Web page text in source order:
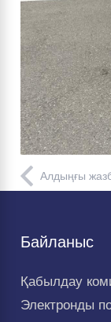
Алдыңғы
Байланыс
Қабылдау
Электронды